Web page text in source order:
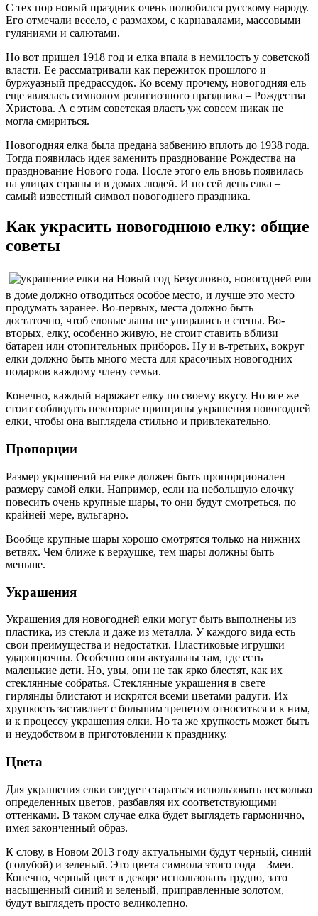
С тех пор новый праздник очень полюбился русскому народу.
Его отмечали весело, с размахом, с карнавалами, массовыми
гуляниями и салютами.
Но вот пришел 1918 год и елка впала в немилость у советской
власти. Ее рассматривали как пережиток прошлого и
буржуазный предрассудок. Ко всему прочему, новогодняя ель
еще являлась символом религиозного праздника – Рождества
Христова. А с этим советская власть уж совсем никак не
могла смириться.
Новогодняя елка была предана забвению вплоть до 1938 года.
Тогда появилась идея заменить празднование Рождества на
празднование Нового года. После этого ель вновь появилась
на улицах страны и в домах людей. И по сей день елка –
самый известный символ новогоднего праздника.
Как украсить новогоднюю елку: общие
советы
Безусловно, новогодней ели
в доме должно отводиться особое место, и лучше это место
продумать заранее. Во-первых, места должно быть
достаточно, чтоб еловые лапы не упирались в стены. Во-
вторых, елку, особенно живую, не стоит ставить вблизи
батареи или отопительных приборов. Ну и в-третьих, вокруг
елки должно быть много места для красочных новогодних
подарков каждому члену семьи.
Конечно, каждый наряжает елку по своему вкусу. Но все же
стоит соблюдать некоторые принципы украшения новогодней
елки, чтобы она выглядела стильно и привлекательно.
Пропорции
Размер украшений на елке должен быть пропорционален
размеру самой елки. Например, если на небольшую елочку
повесить очень крупные шары, то они будут смотреться, по
крайней мере, вульгарно.
Вообще крупные шары хорошо смотрятся только на нижних
ветвях. Чем ближе к верхушке, тем шары должны быть
меньше.
Украшения
Украшения для новогодней елки могут быть выполнены из
пластика, из стекла и даже из металла. У каждого вида есть
свои преимущества и недостатки. Пластиковые игрушки
ударопрочны. Особенно они актуальны там, где есть
маленькие дети. Но, увы, они не так ярко блестят, как их
стеклянные собратья. Стеклянные украшения в свете
гирлянды блистают и искрятся всеми цветами радуги. Их
хрупкость заставляет с большим трепетом относиться и к ним,
и к процессу украшения елки. Но та же хрупкость может быть
и неудобством в приготовлении к празднику.
Цвета
Для украшения елки следует стараться использовать несколько
определенных цветов, разбавляя их соответствующими
оттенками. В таком случае елка будет выглядеть гармонично,
имея законченный образ.
К слову, в Новом 2013 году актуальными будут черный, синий
(голубой) и зеленый. Это цвета символа этого года – Змеи.
Конечно, черный цвет в декоре использовать трудно, зато
насыщенный синий и зеленый, приправленные золотом,
будут выглядеть просто великолепно.